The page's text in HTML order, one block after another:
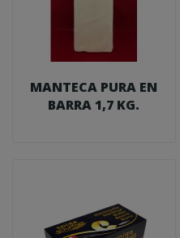
MANTECA PURA EN
BARRA 1,7 KG.